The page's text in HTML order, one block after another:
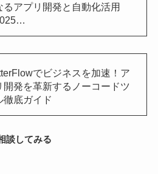
るアプリ開発と自動化活用
でビジネスを加速！ア
開発を革新するノーコードツ
徹底ガイド
談してみる